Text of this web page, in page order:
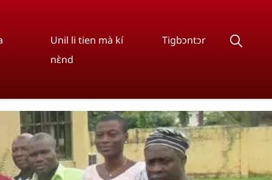
Unil li tien mà kí
nɛ̀nd
Tigbɔntɔr